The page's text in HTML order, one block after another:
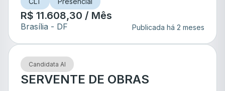
R$ 11.608,30 / Mês
Brasília - DF Publicada há 2 meses
Candidata AI
SERVENTE DE OBRAS